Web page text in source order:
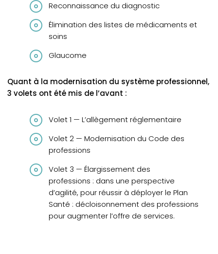
Reconnaissance du diagnostic
Élimination des listes de médicaments et
soins
Glaucome
Quant à la modernisation du système professionnel,
3 volets ont été mis de l’avant :
Volet 1 — L’allègement réglementaire
Volet 2 — Modernisation du Code des
professions
Volet 3 — Élargissement des
professions : dans une perspective
d’agilité, pour réussir à déployer le Plan
Santé : décloisonnement des professions
pour augmenter l’offre de services.